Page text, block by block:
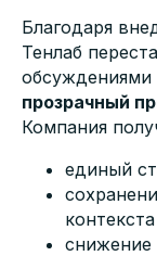
Благодаря
Тенлаб
обсуждениями
прозрачный
Компания
единый
контекста
снижение